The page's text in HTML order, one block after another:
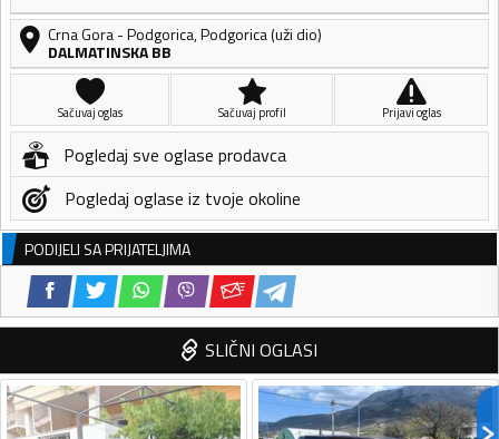
Crna Gora-Podgorica,Podgorica (uži dio)
DALMATINSKA BB
Sačuvaj oglas Sačuvaj profil Prijavi oglas
Pogledaj sve oglase prodavca
Pogledaj oglase iz tvoje okoline
PODIJELI SA PRIJATELJIMA
SLIČNI OGLASI